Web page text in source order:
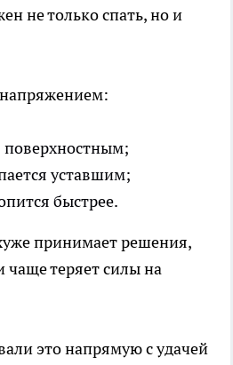
не только спать, но и
поверхностным;
уставшим;
быстрее.
принимает решения,
чаще теряет силы на
это напрямую с удачей